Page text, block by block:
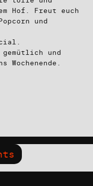
Hof. Freut euch
und
gemütlich und